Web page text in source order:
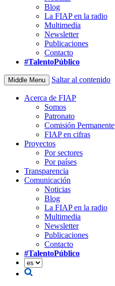
Blog
La FIAP en la radio
Multimedia
Newsletter
Publicaciones
Contacto
#TalentoPúblico
Middle Menu Saltar al contenido
Acerca de FIAP
Somos
Patronato
Comisión Permanente
FIAP en cifras
Proyectos
Por sectores
Por países
Transparencia
Comunicación
Noticias
Blog
La FIAP en la radio
Multimedia
Newsletter
Publicaciones
Contacto
#TalentoPúblico